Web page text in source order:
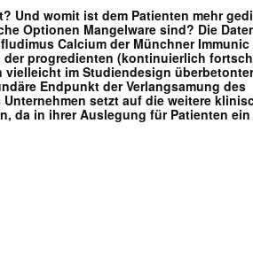
Und womit ist dem Patienten mehr
Optionen Mangelware sind? Die
Calcium der Münchner Immunic
progredienten (kontinuierlich
vielleicht im Studiendesign
Endpunkt der Verlangsamung des
setzt auf die weitere
da in ihrer Auslegung für Patienten ein